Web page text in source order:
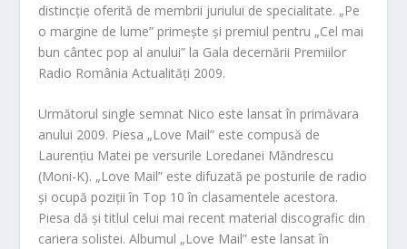
distincție oferită de membrii juriului de specialitate. „Pe
o margine de lume” primește și premiul pentru „Cel mai
bun cântec pop al anului” la Gala decernării Premiilor
Radio România Actualități 2009.
Următorul single semnat Nico este lansat în primăvara
anului 2009. Piesa „Love Mail” este compusă de
Laurențiu Matei pe versurile Loredanei Măndrescu
(Moni-K). „Love Mail” este difuzată pe posturile de radio
și ocupă poziții în Top 10 în clasamentele acestora.
Piesa dă și titlul celui mai recent material discografic din
cariera solistei. Albumul „Love Mail” este lansat în